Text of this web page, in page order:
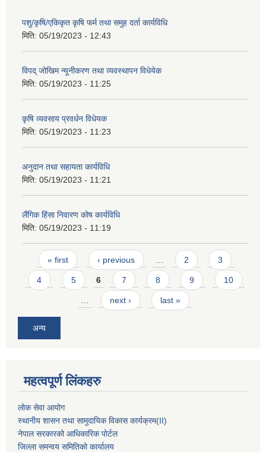
पशु/कृषि/एकिकृत कृषि फर्म तथा समुह दर्ता कार्यविधि
मिति: 05/19/2023 - 12:43
विपद् जोखिम न्यूनीकरण तथा व्यवस्थापन विधेयेक
मिति: 05/19/2023 - 11:25
कृषि व्यवसाय प्रवर्धन विधेयक
मिति: 05/19/2023 - 11:23
अनुदान तथा सहायता कार्यविधि
मिति: 05/19/2023 - 11:21
लैंगिक हिंसा निवारण कोष कार्यविधि
मिति: 05/19/2023 - 11:19
Pages
« first ‹ previous … 2 3
4 5 6 7 8 9 10
… next › last »
अन्य
महत्वपूर्ण लिंकहरु
लोक सेवा आयोग
स्थानीय शासन तथा सामुदायिक विकास कार्यक्रम(II)
नेपाल सरकारको आधिकारिक पोर्टल
जिल्ला समन्वय समितिको कार्यालय